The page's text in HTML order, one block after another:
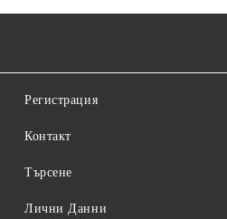
Регистрация
Контакт
Търсене
Лични Данни